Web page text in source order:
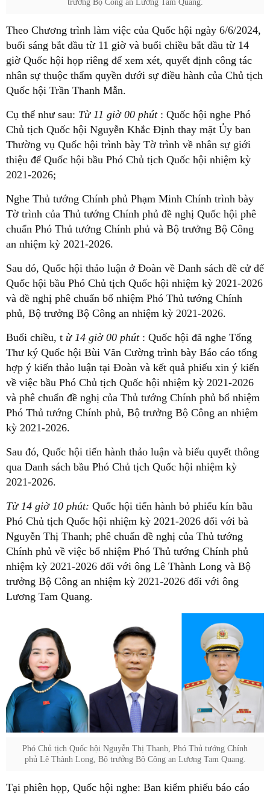
trưởng Bộ Công an Lương Tam Quang.
Theo Chương trình làm việc của Quốc hội ngày 6/6/2024,
buổi sáng bắt đầu từ 11 giờ và buổi chiều bắt đầu từ 14
giờ Quốc hội họp riêng để xem xét, quyết định công tác
nhân sự thuộc thẩm quyền dưới sự điều hành của Chủ tịch
Quốc hội Trần Thanh Mẫn.
Cụ thể như sau: Từ 11 giờ 00 phút : Quốc hội nghe Phó
Chủ tịch Quốc hội Nguyễn Khắc Định thay mặt Ủy ban
Thường vụ Quốc hội trình bày Tờ trình về nhân sự giới
thiệu để Quốc hội bầu Phó Chủ tịch Quốc hội nhiệm kỳ
2021-2026;
Nghe Thủ tướng Chính phủ Phạm Minh Chính trình bày
Tờ trình của Thủ tướng Chính phủ đề nghị Quốc hội phê
chuẩn Phó Thủ tướng Chính phủ và Bộ trưởng Bộ Công
an nhiệm kỳ 2021-2026.
Sau đó, Quốc hội thảo luận ở Đoàn về Danh sách đề cử để
Quốc hội bầu Phó Chủ tịch Quốc hội nhiệm kỳ 2021-2026
và đề nghị phê chuẩn bổ nhiệm Phó Thủ tướng Chính
phủ, Bộ trưởng Bộ Công an nhiệm kỳ 2021-2026.
Buổi chiều, t ừ 14 giờ 00 phút : Quốc hội đã nghe Tổng
Thư ký Quốc hội Bùi Văn Cường trình bày Báo cáo tổng
hợp ý kiến thảo luận tại Đoàn và kết quả phiếu xin ý kiến
về việc bầu Phó Chủ tịch Quốc hội nhiệm kỳ 2021-2026
và phê chuẩn đề nghị của Thủ tướng Chính phủ bổ nhiệm
Phó Thủ tướng Chính phủ, Bộ trưởng Bộ Công an nhiệm
kỳ 2021-2026.
Sau đó, Quốc hội tiến hành thảo luận và biểu quyết thông
qua Danh sách bầu Phó Chủ tịch Quốc hội nhiệm kỳ
2021-2026.
Từ 14 giờ 10 phút: Quốc hội tiến hành bỏ phiếu kín bầu
Phó Chủ tịch Quốc hội nhiệm kỳ 2021-2026 đối với bà
Nguyễn Thị Thanh; phê chuẩn đề nghị của Thủ tướng
Chính phủ về việc bổ nhiệm Phó Thủ tướng Chính phủ
nhiệm kỳ 2021-2026 đối với ông Lê Thành Long và Bộ
trưởng Bộ Công an nhiệm kỳ 2021-2026 đối với ông
Lương Tam Quang.
Phó Chủ tịch Quốc hội Nguyễn Thị Thanh, Phó Thủ tướng Chính
phủ Lê Thành Long, Bộ trưởng Bộ Công an Lương Tam Quang.
Tại phiên họp, Quốc hội nghe: Ban kiểm phiếu báo cáo